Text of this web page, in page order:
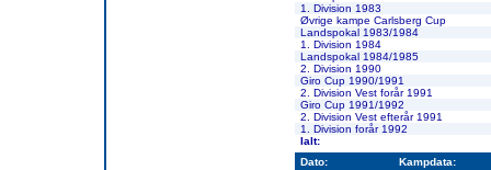
1. Division 1983
Øvrige kampe Carlsberg Cup
Landspokal 1983/1984
1. Division 1984
Landspokal 1984/1985
2. Division 1990
Giro Cup 1990/1991
2. Division Vest forår 1991
Giro Cup 1991/1992
2. Division Vest efterår 1991
1. Division forår 1992
Ialt:
Dato:
Kampdata: